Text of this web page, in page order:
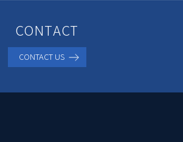
CONTACT
CONTACT US